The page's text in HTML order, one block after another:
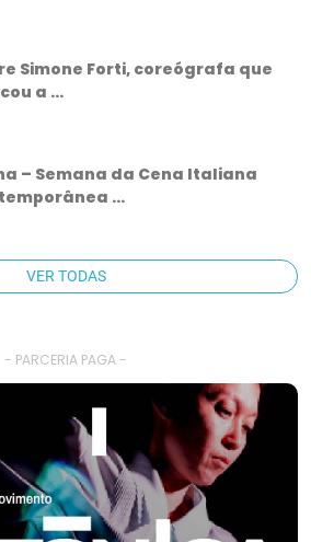
Simone Forti, coreógrafa que
a ...
– Semana da Cena Italiana
...
VER TODAS
- PARCERIA PAGA -